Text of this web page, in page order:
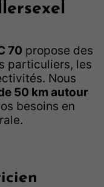
70 propose des
particuliers, les
Nous
50 km autour
besoins en